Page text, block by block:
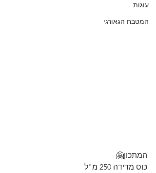
עוגות
המטבח הגאורגי
המתכון🤗
כוס מדידה 250 מ"ל